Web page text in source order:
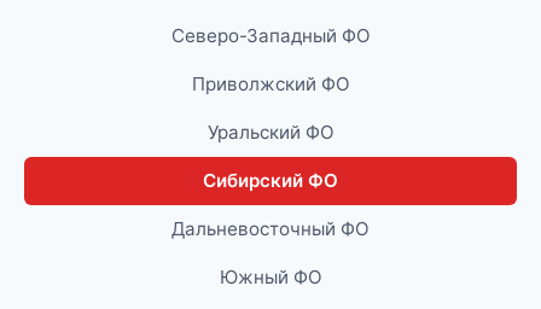
Северо-Западный ФО
Приволжский ФО
Уральский ФО
Сибирский ФО
Дальневосточный ФО
Южный ФО